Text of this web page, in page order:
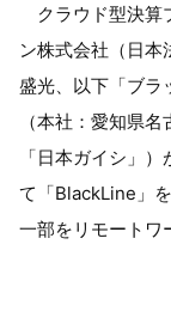
クラウド型決算
ン株式会社（日
盛光、以下「ブラ
（本社：愛知県
「日本ガイシ」
て「BlackLine 」
一部をリモートワ